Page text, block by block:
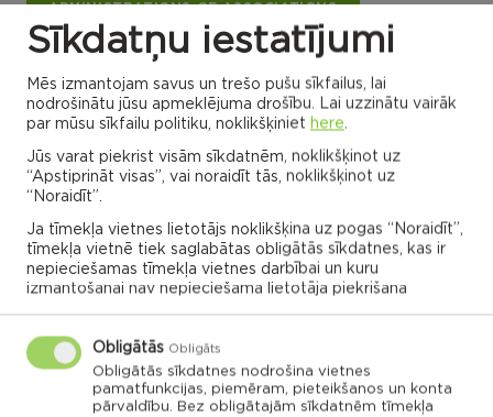
ADMINISTRATIONS OF ASSOCIATIONS
Dricānu apvienības
pārvalde
Nautrēnu apvienības
pārvalde
Naglu civil parish
Rikavas
novads
Kantinieku civil
parish
Sakstagala
parish Ozolmuizas civil
parish
Gaigalavas
pagasts,
novads
Struzanu civil
parish
Dricanu civil
Nautrenu civil
parish
Ilzeskalna civil
parish
parish
Griskanu civil
parish
Sokolku civil
parish
Vilanu civil
parish
Deksares civil
Vilani
Sīkdatņu iestatījumi
Mēs izmantojam savus un trešo pušu sīkfailus, lai
nodrošinātu jūsu apmeklējuma drošību. Lai uzzinātu vairāk
par mūsu sīkfailu politiku, noklikšķiniet here.
Jūs varat piekrist visām sīkdatnēm, noklikšķinot uz
“Apstiprināt visas”, vai noraidīt tās, noklikšķinot uz
“Noraidīt”.
Ja tīmekļa vietnes lietotājs noklikšķina uz pogas “Noraidīt”,
tīmekļa vietnē tiek saglabātas obligātās sīkdatnes, kas ir
nepieciešamas tīmekļa vietnes darbībai un kuru
izmantošanai nav nepieciešama lietotāja piekrišana
Obligātās Obligāts
Obligātās sīkdatnes nodrošina vietnes
pamatfunkcijas, piemēram, pieteikšanos un konta
pārvaldību. Bez obligātajām sīkdatnēm tīmekļa